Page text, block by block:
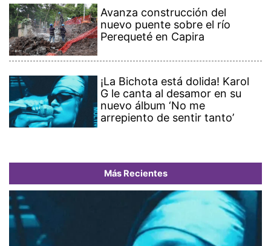
Avanza construcción del
nuevo puente sobre el río
Perequeté en Capira
¡La Bichota está dolida! Karol
G le canta al desamor en su
nuevo álbum ‘No me
arrepiento de sentir tanto’
Más Recientes